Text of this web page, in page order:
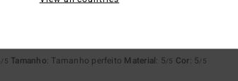
/5 Tamanho: Tamanho perfeito Material: 5/5 Cor: 5/5